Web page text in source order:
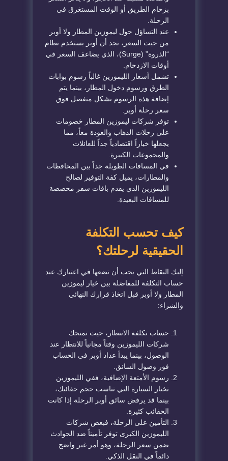
بزحام الطريق أو الوقت المستغرق في
الرحلة.
​عند التساؤل حول ليموزين المطار ولا أوبر
من حيث السعر، نجد أن أوبر يستخدم نظام
“الذروة” (Surge)، الذي يضاعف السعر في
أوقات الازدحام.
​تشمل أسعار الليموزين غالباً رسوم بوابات
الطرق ورسوم دخول المطار، بينما يتم
إضافة هذه الرسوم بشكل منفصل فوق
سعر رحلة أوبر.
​توفر شركات ليموزين المطار خصومات
على رحلات الذهاب والعودة معاً، مما
يجعلها خياراً اقتصادياً جداً للعائلات
والمجموعات الكبيرة.
​في المسافات الطويلة جداً بين المحافظات
والمطارات، يميل كفة التوفير لصالح
الليموزين الذي يقدم باقات سفر مخصصة
للمسافات البعيدة.
​كيف تحسب التكلفة
الحقيقية لرحلتك؟
​إليك النقاط التي يجب أن تضعها في اعتبارك عند
حساب التكلفة للمفاضلة بين خيار ليموزين
المطار ولا أوبر قبل اتخاذ قرارك النهائي
والشراء:
​حساب تكلفة الانتظار، حيث تمنحك
شركات الليموزين وقتاً مجانياً للانتظار عند
الوصول، بينما يبدأ عداد أوبر في الحساب
فور وصول السائق.
​رسوم الأمتعة الإضافية، ففي الليموزين
تختار السيارة التي تناسب حجم حقائبك،
بينما قد يرفض سائق أوبر الرحلة إذا كانت
الحقائب كثيرة.
​التأمين على الرحلة، فبعض شركات
الليموزين الكبرى توفر تأميناً ضد الحوادث
ضمن سعر الرحلة، وهو أمر غير واضح
دائماً في النقل الذكي.